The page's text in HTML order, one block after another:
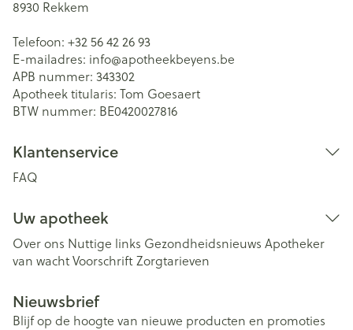
8930 Rekkem
Telefoon: +32 56 42 26 93
E-mailadres: info@apotheekbeyens.be
APB nummer: 343302
Apotheek titularis: Tom Goesaert
BTW nummer: BE0420027816
Klantenservice
FAQ
Uw apotheek
Over ons Nuttige links Gezondheidsnieuws Apotheker
van wachtVoorschriftZorgtarieven
Nieuwsbrief
Blijf op de hoogte van nieuwe producten en promoties